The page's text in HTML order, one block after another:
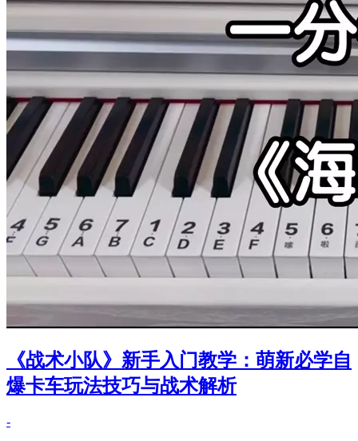
《战术小队》新手入门教学：萌新必学自
爆卡车玩法技巧与战术解析
-